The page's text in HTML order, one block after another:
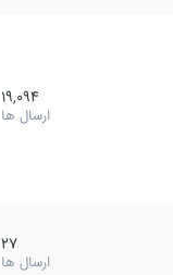
19,094
ارسال ها
27
ارسال ها